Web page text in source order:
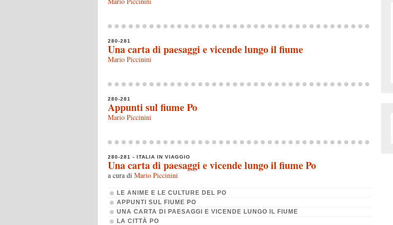
280-281
Una carta di paesaggi e vicende lungo il fiume
Mario Piccinini
280-281
Appunti sul fiume Po
Mario Piccinini
280-281 - ITALIA IN VIAGGIO
Una carta di paesaggi e vicende lungo il fiume Po
a cura di Mario Piccinini
LE ANIME E LE CULTURE DEL PO
APPUNTI SUL FIUME PO
UNA CARTA DI PAESAGGI E VICENDE LUNGO IL FIUME
LA CITTÀ PO